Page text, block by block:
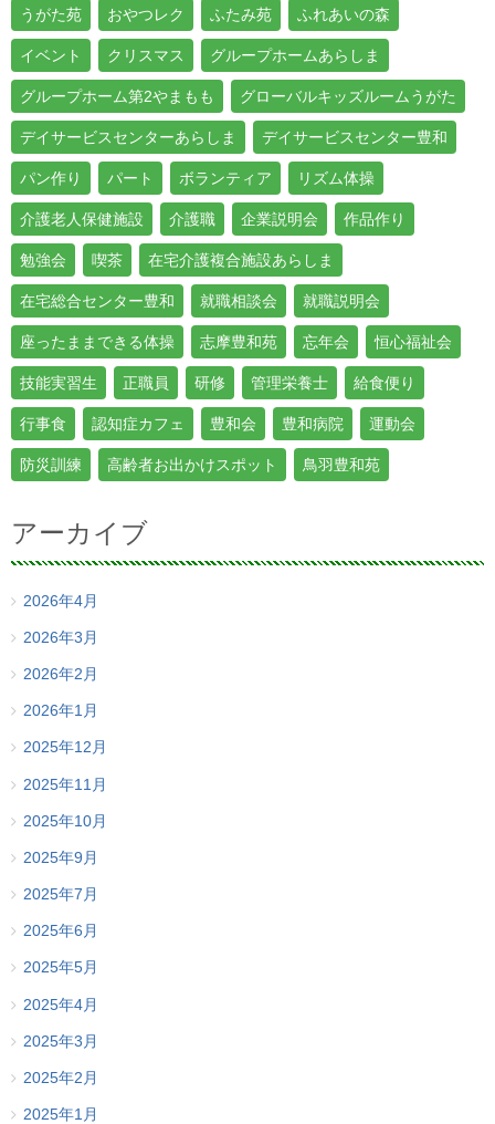
うがた苑 おやつレク ふたみ苑 ふれあいの森
イベント クリスマス グループホームあらしま
グループホーム第2やまもも グローバルキッズルームうがた
デイサービスセンターあらしま デイサービスセンター豊和
パン作り パート ボランティア リズム体操
介護老人保健施設 介護職 企業説明会 作品作り
勉強会 喫茶 在宅介護複合施設あらしま
在宅総合センター豊和 就職相談会 就職説明会
座ったままできる体操 志摩豊和苑 忘年会 恒心福祉会
技能実習生 正職員 研修 管理栄養士 給食便り
行事食 認知症カフェ 豊和会 豊和病院 運動会
防災訓練 高齢者お出かけスポット 鳥羽豊和苑
アーカイブ
2026年4月
2026年3月
2026年2月
2026年1月
2025年12月
2025年11月
2025年10月
2025年9月
2025年7月
2025年6月
2025年5月
2025年4月
2025年3月
2025年2月
2025年1月